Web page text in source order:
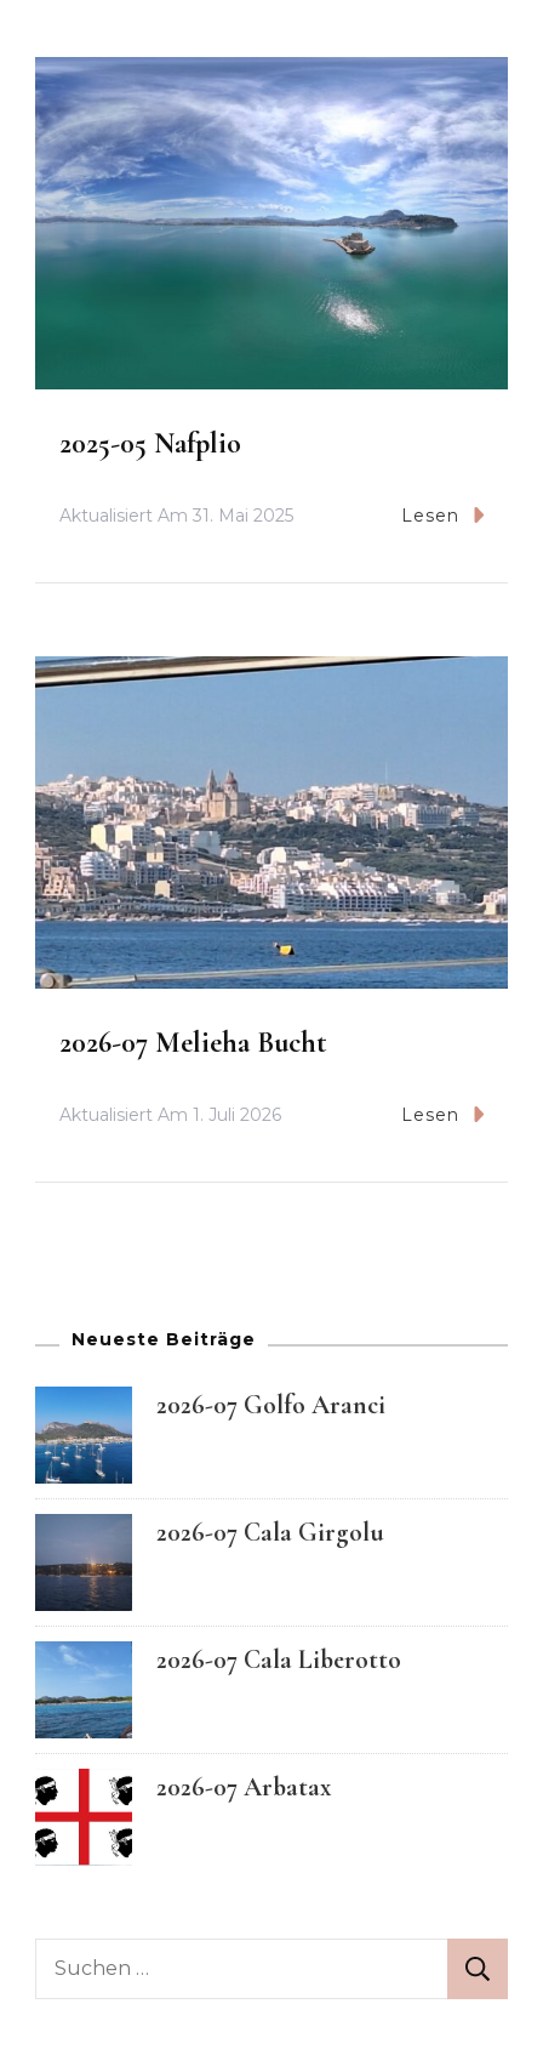
2025-05 Nafplio
Aktualisiert Am 31. Mai 2025 Lesen
2026-07 Melieha Bucht
Aktualisiert Am 1. Juli 2026 Lesen
Neueste Beiträge
2026-07 Golfo Aranci
2026-07 Cala Girgolu
2026-07 Cala Liberotto
2026-07 Arbatax
Suchen